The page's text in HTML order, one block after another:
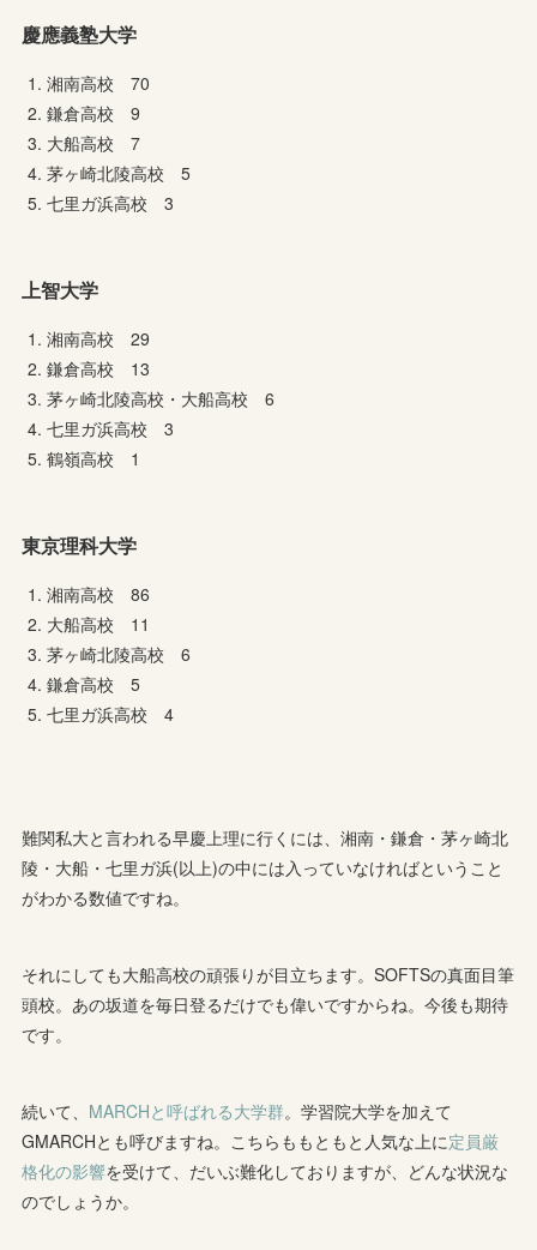
慶應義塾大学
湘南高校 70
鎌倉高校 9
大船高校 7
茅ヶ崎北陵高校 5
七里ガ浜高校 3
上智大学
湘南高校 29
鎌倉高校 13
茅ヶ崎北陵高校・大船高校 6
七里ガ浜高校 3
鶴嶺高校 1
東京理科大学
湘南高校 86
大船高校 11
茅ヶ崎北陵高校 6
鎌倉高校 5
七里ガ浜高校 4
難関私大と言われる早慶上理に行くには、湘南・鎌倉・茅ヶ崎北
陵・大船・七里ガ浜(以上)の中には入っていなければということ
がわかる数値ですね。
それにしても大船高校の頑張りが目立ちます。SOFTSの真面目筆
頭校。あの坂道を毎日登るだけでも偉いですからね。今後も期待
です。
続いて、 MARCHと呼ばれる大学群。学習院大学を加えて
GMARCHとも呼びますね。こちらももともと人気な上に定員厳
格化の影響を受けて、だいぶ難化しておりますが、どんな状況な
のでしょうか。